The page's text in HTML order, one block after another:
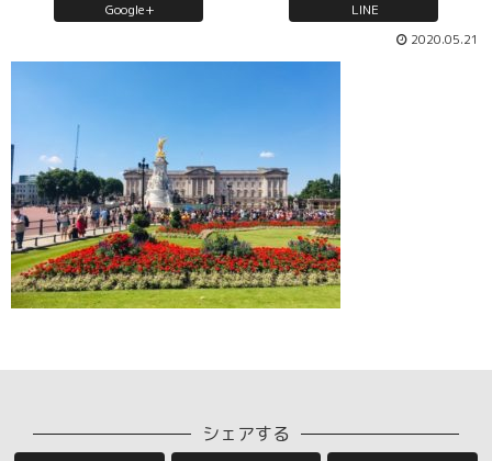
Google+ LINE
2020.05.21
シェアする